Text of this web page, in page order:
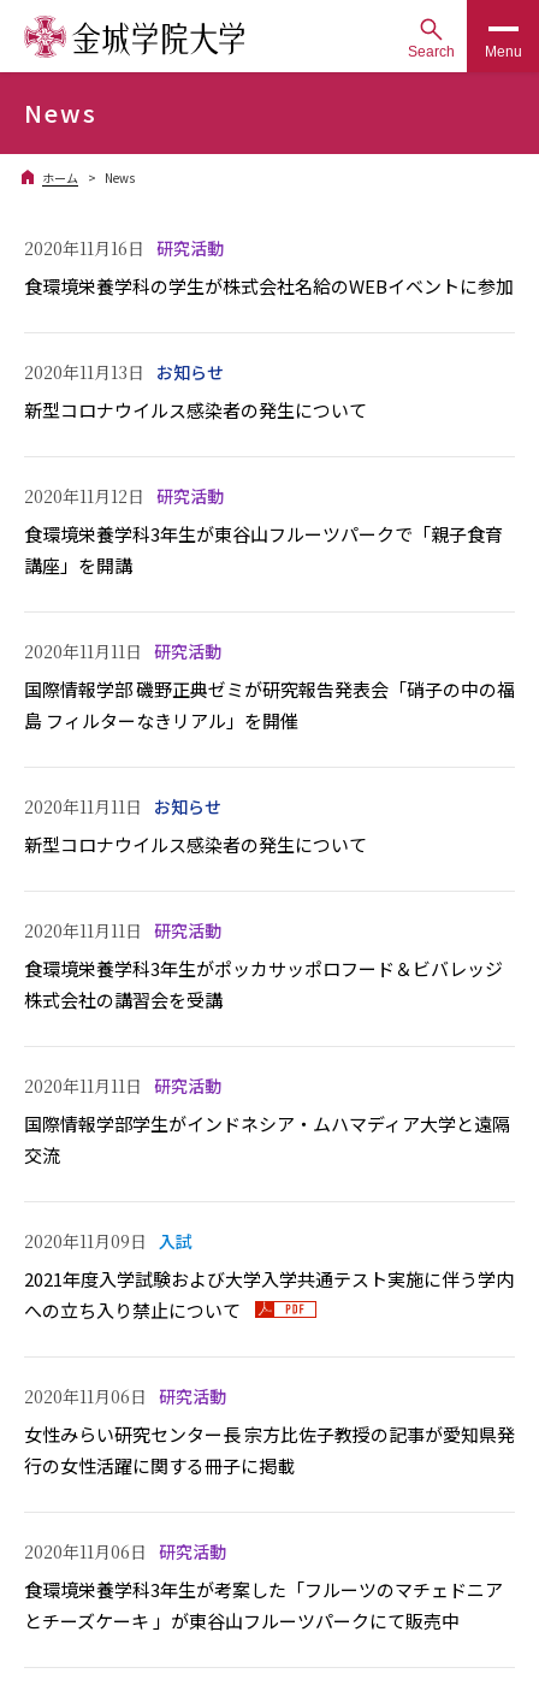
Search Menu
News
ホーム News
2020年11月16日 研究活動
食環境栄養学科の学生が株式会社名給のWEBイベントに参加
2020年11月13日 お知らせ
新型コロナウイルス感染者の発生について
2020年11月12日 研究活動
食環境栄養学科3年生が東谷山フルーツパークで「親子食育
講座」を開講
2020年11月11日 研究活動
国際情報学部 磯野正典ゼミが研究報告発表会「硝子の中の福
島 フィルターなきリアル」を開催
2020年11月11日 お知らせ
新型コロナウイルス感染者の発生について
2020年11月11日 研究活動
食環境栄養学科3年生がポッカサッポロフード＆ビバレッジ
株式会社の講習会を受講
2020年11月11日 研究活動
国際情報学部学生がインドネシア・ムハマディア大学と遠隔
交流
2020年11月09日 入試
2021年度入学試験および大学入学共通テスト実施に伴う学内
への立ち入り禁止について
2020年11月06日 研究活動
女性みらい研究センター長 宗方比佐子教授の記事が愛知県発
行の女性活躍に関する冊子に掲載
2020年11月06日 研究活動
食環境栄養学科3年生が考案した「フルーツのマチェドニア
とチーズケーキ 」が東谷山フルーツパークにて販売中